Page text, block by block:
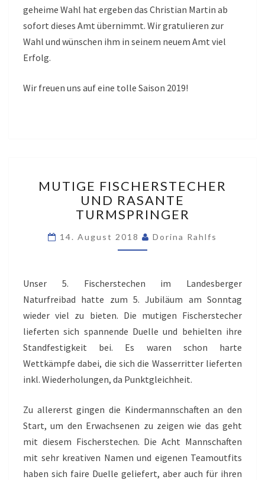
geheime Wahl hat ergeben das Christian Martin ab
sofort dieses Amt übernimmt. Wir gratulieren zur
Wahl und wünschen ihm in seinem neuem Amt viel
Erfolg.
Wir freuen uns auf eine tolle Saison 2019!
FISCHERSTECHER
UND
RASANTE
MUTIGE FISCHERSTECHER
UND RASANTE
TURMSPRINGER
14. August 2018 Dorina Rahlfs
Unser 5. Fischerstechen im Landesberger
Naturfreibad hatte zum 5. Jubiläum am Sonntag
wieder viel zu bieten. Die mutigen Fischerstecher
lieferten sich spannende Duelle und behielten ihre
Standfestigkeit bei. Es waren schon harte
Wettkämpfe dabei, die sich die Wasserritter lieferten
inkl. Wiederholungen, da Punktgleichheit.
Zu allererst gingen die Kindermannschaften an den
Start, um den Erwachsenen zu zeigen wie das geht
mit diesem Fischerstechen. Die Acht Mannschaften
mit sehr kreativen Namen und eigenen Teamoutfits
haben sich faire Duelle geliefert, aber auch für ihren